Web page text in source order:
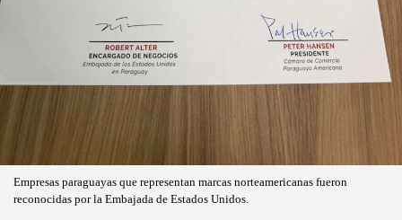
Empresas paraguayas que representan marcas norteamericanas fueron
reconocidas por la Embajada de Estados Unidos.